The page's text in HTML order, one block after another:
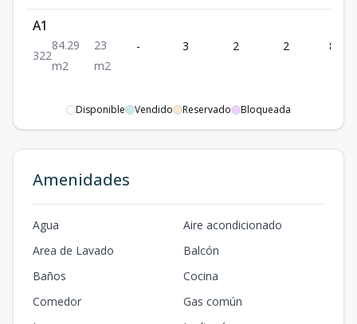
A1
322
84.29
m2
23
m2
- 3 2 2 84.29
Disponible Vendido Reservado Bloqueada
Amenidades
Agua
Aire acondicionado
Area de Lavado
Balcón
Baños
Cocina
Comedor
Gas común